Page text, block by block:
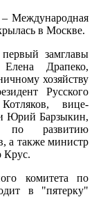
Международная
в Москве.
замглавы
Драпеко,
хозяйству
Русского
вице-
Юрий Барзыкин,
по развитию
а также министр
Крус.
комитета по
в "пятерку"